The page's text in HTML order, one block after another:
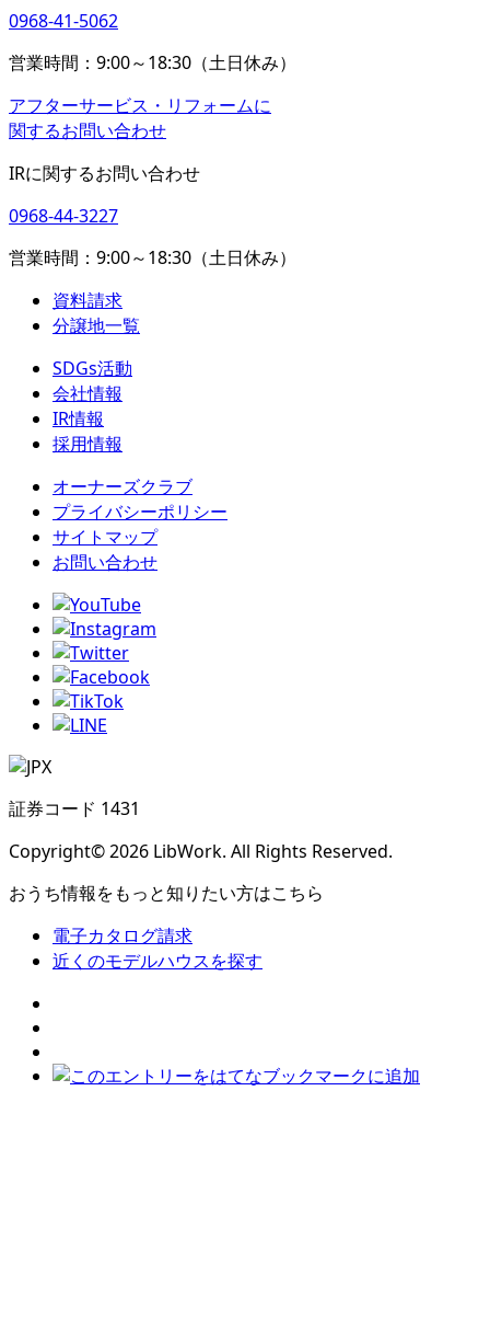
0968-41-5062
営業時間：9:00～18:30（土日休み）
アフターサービス・リフォームに
関するお問い合わせ
IRに関するお問い合わせ
0968-44-3227
営業時間：9:00～18:30（土日休み）
資料請求
分譲地一覧
SDGs活動
会社情報
IR情報
採用情報
オーナーズクラブ
プライバシーポリシー
サイトマップ
お問い合わせ
証券コード 1431
Copyright© 2026 LibWork. All Rights Reserved.
おうち情報をもっと知りたい方はこちら
電子カタログ請求
近くのモデルハウスを探す